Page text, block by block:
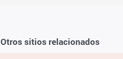
Otros sitios relacionados